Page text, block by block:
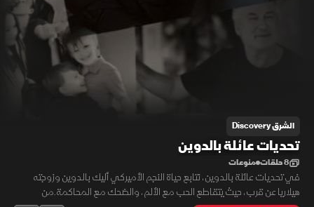
الشرق Discovery
تحديات عائلة بالدوين
8 حلقات منوعات
في تحديات عائلة بالدوين، نتابع حياة النجم الأميركي أليك بالدوين وزوجته
هيلاريا عن قرب، حيث يتقاطع الحب مع الألم، والضحك مع المحاكمة.من